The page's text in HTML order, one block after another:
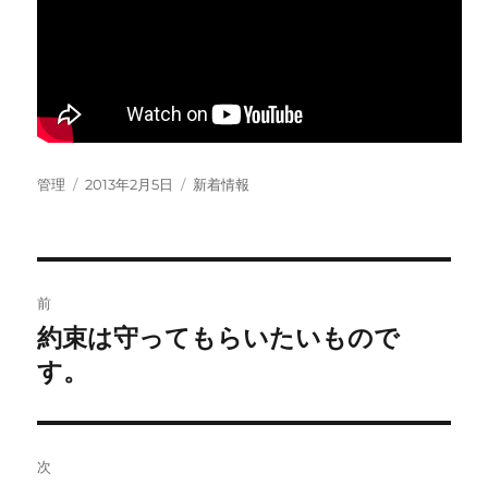
投
管理
投
2013年2月5日
カ
新着情報
稿
ナ
ビ
ゲ
前
前
の
稿:
約束は守ってもらいたいもので
す。
次